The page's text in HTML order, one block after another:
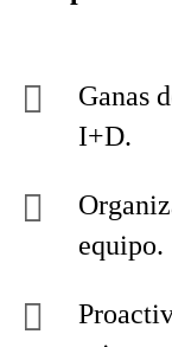
Ganas
I+D.
equipo.